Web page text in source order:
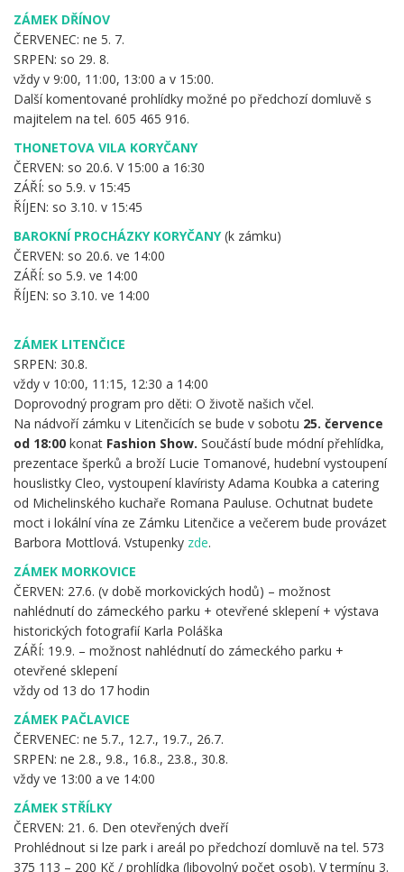
ZÁMEK DŘÍNOV
ČERVENEC: ne 5. 7.
SRPEN: so 29. 8.
vždy v 9:00, 11:00, 13:00 a v 15:00.
Další komentované prohlídky možné po předchozí domluvě s
majitelem na tel. 605 465 916.
THONETOVA VILA KORYČANY
ČERVEN: so 20.6. V 15:00 a 16:30
ZÁŘÍ: so 5.9. v 15:45
ŘÍJEN: so 3.10. v 15:45
BAROKNÍ PROCHÁZKY KORYČANY(k zámku)
ČERVEN: so 20.6. ve 14:00
ZÁŘÍ: so 5.9. ve 14:00
ŘÍJEN: so 3.10. ve 14:00
ZÁMEK LITENČICE
SRPEN: 30.8.
vždy v 10:00, 11:15, 12:30 a 14:00
Doprovodný program pro děti: O životě našich včel.
Na nádvoří zámku v Litenčicích se bude v sobotu 25. července
od 18:00 konat Fashion Show. Součástí bude módní přehlídka,
prezentace šperků a broží Lucie Tomanové, hudební vystoupení
houslistky Cleo, vystoupení klavíristy Adama Koubka a catering
od Michelinského kuchaře Romana Pauluse. Ochutnat budete
moct i lokální vína ze Zámku Litenčice a večerem bude provázet
Barbora Mottlová. Vstupenky zde.
ZÁMEK MORKOVICE
ČERVEN: 27.6. (v době morkovických hodů) – možnost
nahlédnutí do zámeckého parku + otevřené sklepení + výstava
historických fotografií Karla Poláška
ZÁŘÍ: 19.9. – možnost nahlédnutí do zámeckého parku +
otevřené sklepení
vždy od 13 do 17 hodin
ZÁMEK PAČLAVICE
ČERVENEC: ne 5.7., 12.7., 19.7., 26.7.
SRPEN: ne 2.8., 9.8., 16.8., 23.8., 30.8.
vždy ve 13:00 a ve 14:00
ZÁMEK STŘÍLKY
ČERVEN: 21. 6. Den otevřených dveří
Prohlédnout si lze park i areál po předchozí domluvě na tel. 573
375 113 – 200 Kč / prohlídka (libovolný počet osob). V termínu 3.